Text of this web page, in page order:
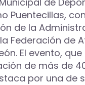
Puentecillas,
de la
Federación de
El evento,
de más de
por una de